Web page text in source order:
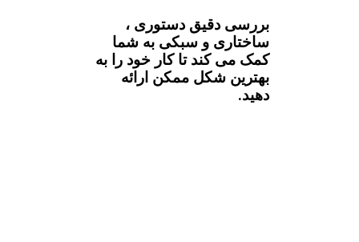
بررسی دقیق دستوری ،
ساختاری و سبکی به شما
کمک می کند تا کار خود را به
بهترین شکل ممکن ارائه
دهید.